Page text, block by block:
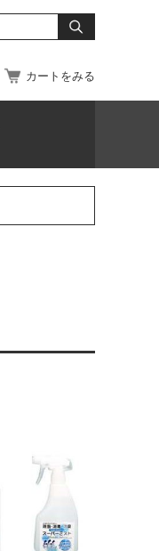
カートをみる